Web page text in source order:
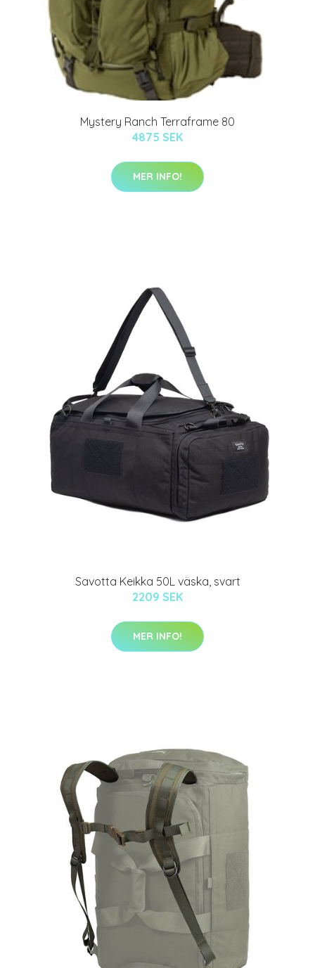
Mystery Ranch Terraframe 80
4875 SEK
MER INFO!
Savotta Keikka 50L väska, svart
2209 SEK
MER INFO!